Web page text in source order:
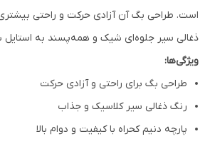
است. طراحی بگ آن آزادی حرکت و راحتی
ذغالی سیر جلوه‌ای شیک و همه‌پسند به
ویژگی‌ها:
طراحی بگ برای راحتی و آزادی حرکت
رنگ ذغالی سیر کلاسیک و جذاب
پارچه دنیم کحراه با کیفیت و دوام بالا